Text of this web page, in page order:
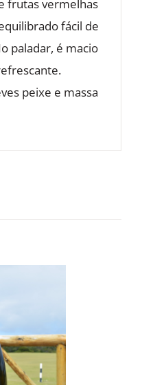
frutas vermelhas
fácil de
paladar, é macio
peixe e massa